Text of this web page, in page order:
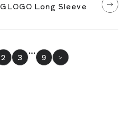
Long Sleeve
2 3 … 9 >